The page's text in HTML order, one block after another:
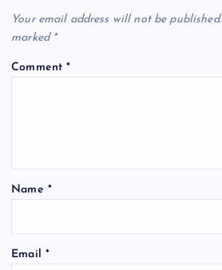
Your email address will not be published.
marked *
Comment*
Name *
Email *